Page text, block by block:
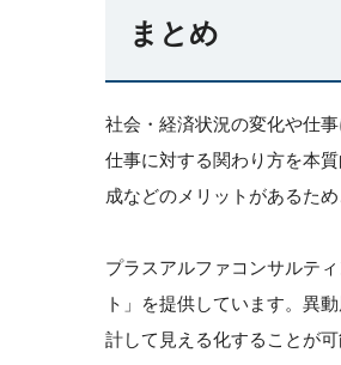
まとめ
社会・経済状況の変化や仕
仕事に対する関わり方を本
成などのメリットがあるた
プラスアルファコンサルテ
ト」を提供しています。異
計して見える化することが